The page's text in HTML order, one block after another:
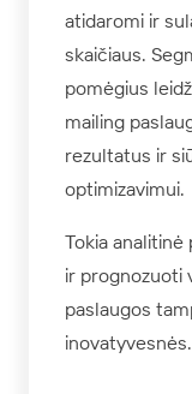
atidaromi ir
skaičiaus.
pomėgius
mailing
rezultatus ir
optimizavimui.
Tokia
ir prognozuoti
paslaugos
inovatyvesnės.